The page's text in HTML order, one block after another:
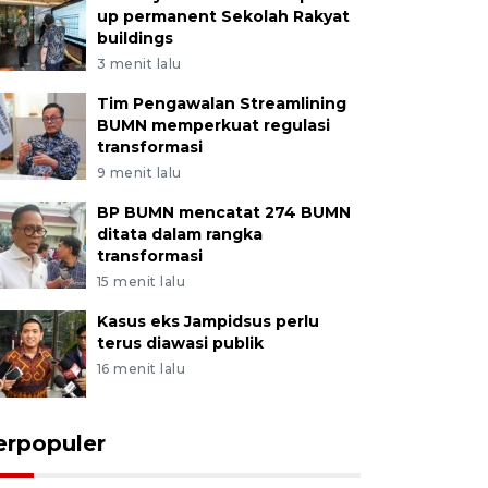
up permanent Sekolah Rakyat
buildings
3 menit lalu
Tim Pengawalan Streamlining
BUMN memperkuat regulasi
transformasi
9 menit lalu
BP BUMN mencatat 274 BUMN
ditata dalam rangka
transformasi
15 menit lalu
Kasus eks Jampidsus perlu
terus diawasi publik
16 menit lalu